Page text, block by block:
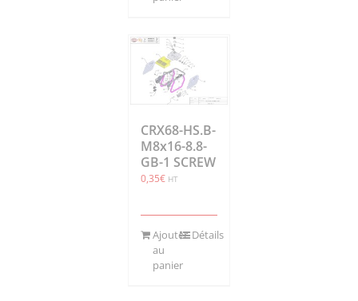
CRX68-HS.B-
M8x16-8.8-
GB-1 SCREW
0,35€ HT
Ajouter
au
panier
Détails